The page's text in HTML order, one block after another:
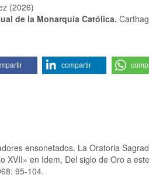
(2026)
de la Monarquía Católica.
compartir
ensonetados. La Oratoria
XVII» en Idem, Del siglo de Oro a
95-104.